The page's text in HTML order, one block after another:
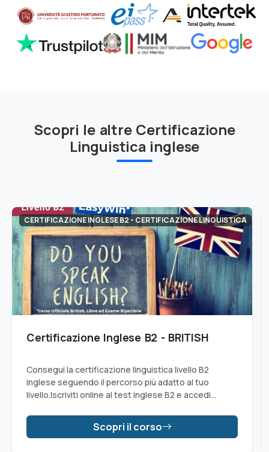
Scopri le altre Certificazione
Linguistica inglese
CERTIFICAZIONE INGLESE B2 - CERTIFICAZIONE LINGUISTICA
Certificazione Inglese B2 - BRITISH
Consegui la certificazione linguistica livello B2
inglese seguendo il percorso più adatto al tuo
livello.Iscriviti online al test inglese B2 e accedi
Scopri il corso